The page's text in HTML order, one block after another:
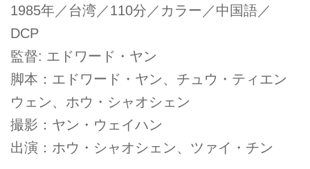
1985年／台湾／110分／カラー／中国語／
DCP
監督: エドワード・ヤン
脚本：エドワード・ヤン、チュウ・ティエン
ウェン、ホウ・シャオシェン
撮影：ヤン・ウェイハン
出演：ホウ・シャオシェン、ツァイ・チン